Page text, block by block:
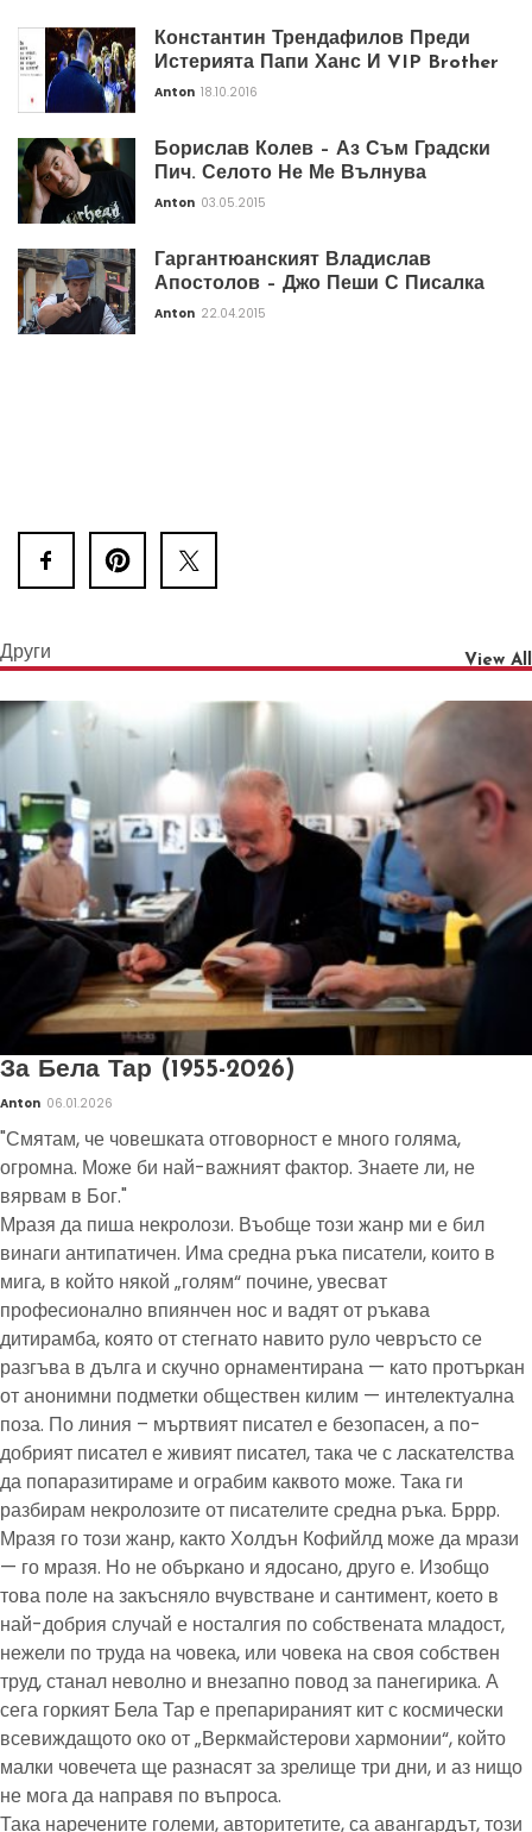
Константин Трендафилов Преди
Истерията Папи Ханс И VIP Brother
Anton 18.10.2016
Борислав Колев – Аз Съм Градски
Пич. Селото Не Ме Вълнува
Anton 03.05.2015
Гаргантюанският Владислав
Апостолов – Джо Пеши С Писалка
Anton 22.04.2015
Други View All
За Бела Тар (1955-2026)
Anton 06.01.2026
"Смятам, че човешката отговорност е много голяма,
огромна. Може би най-важният фактор. Знаете ли, не
вярвам в Бог."
Мразя да пиша некролози. Въобще този жанр ми е бил
винаги антипатичен. Има средна ръка писатели, които в
мига, в който някой „голям“ почине, увесват
професионално впиянчен нос и вадят от ръкава
дитирамба, която от стегнато навито руло чевръсто се
разгъва в дълга и скучно орнаментирана — като протъркан
от анонимни подметки обществен килим — интелектуална
поза. По линия – мъртвият писател е безопасен, а по-
добрият писател е живият писател, така че с ласкателства
да попаразитираме и ограбим каквото може. Така ги
разбирам некролозите от писателите средна ръка. Бррр.
Мразя го този жанр, както Холдън Кофийлд може да мрази
— го мразя. Но не объркано и ядосано, друго е. Изобщо
това поле на закъсняло вчувстване и сантимент, което в
най-добрия случай е носталгия по собствената младост,
нежели по труда на човека, или човека на своя собствен
труд, станал неволно и внезапно повод за панегирика. А
сега горкият Бела Тар е препарираният кит с космически
всевиждащото око от „Веркмайстерови хармонии“, който
малки човечета ще разнасят за зрелище три дни, и аз нищо
не мога да направя по въпроса.
Така наречените големи, авторитетите, са авангардът, този